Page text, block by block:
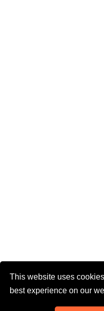
This website uses
best experience on our